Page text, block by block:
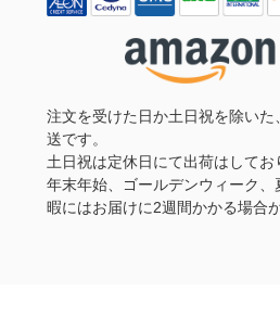
注文を受けた日か土日祝を除い
送です。
土日祝は定休日にて出荷はしてお
年末年始、ゴールデンウィーク
暇にはお届けに2週間かかる場合